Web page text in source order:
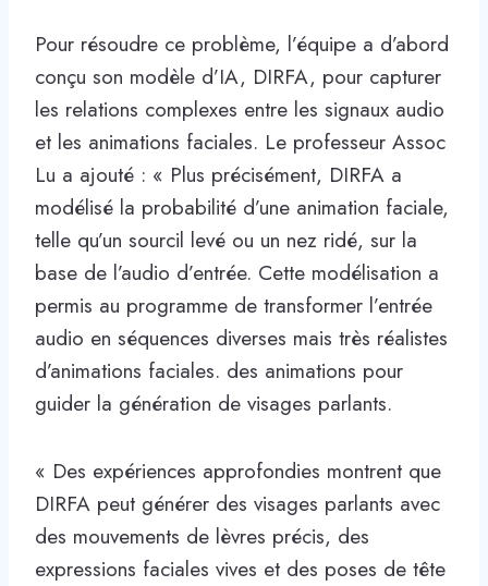
Pour résoudre ce problème, l’équipe a d’abord
conçu son modèle d’IA, DIRFA, pour capturer
les relations complexes entre les signaux audio
et les animations faciales. Le professeur Assoc
Lu a ajouté : « Plus précisément, DIRFA a
modélisé la probabilité d’une animation faciale,
telle qu’un sourcil levé ou un nez ridé, sur la
base de l’audio d’entrée. Cette modélisation a
permis au programme de transformer l’entrée
audio en séquences diverses mais très réalistes
d’animations faciales. des animations pour
guider la génération de visages parlants.
« Des expériences approfondies montrent que
DIRFA peut générer des visages parlants avec
des mouvements de lèvres précis, des
expressions faciales vives et des poses de tête